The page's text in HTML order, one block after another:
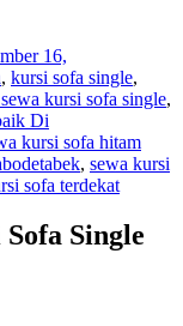
16,
, kursi sofa single,
kursi sofa single,
Di
kursi sofa hitam
, sewa kursi
sofa terdekat
Single